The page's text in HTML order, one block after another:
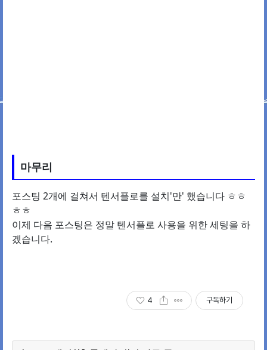
마무리
포스팅 2개에 걸쳐서 텐서플로를 설치'만' 했습니다 ㅎㅎ
ㅎㅎ
이제 다음 포스팅은 정말 텐서플로 사용을 위한 세팅을 하
겠습니다.
4 구독하기